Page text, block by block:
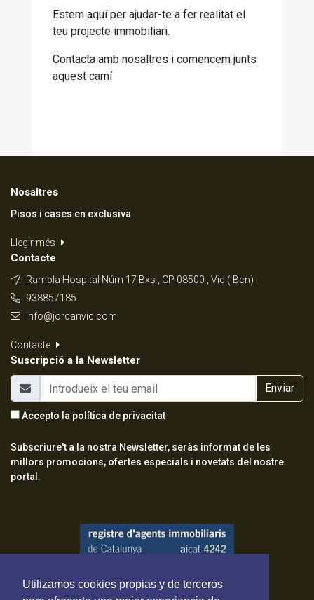
Utilizamos cookies propias y de terceros
Estem aquí per ajudar-te a fer realitat el
teu projecte immobiliari.
Contacta amb nosaltres i comencem junts
aquest camí
Nosaltres
Pisos i cases en exclusiva
Llegir més
Contacte
Rambla Hospital Núm 17 Bxs , CP 08500 , Vic ( Bcn)
938857185
info@jorcanvic.com
Contacte
Suscripció a la Newsletter
Enviar
Accepto la política de privacitat
Subscriure't a la nostra Newsletter, seràs informat de les
millors promocions, ofertes especials i novetats del nostre
portal.